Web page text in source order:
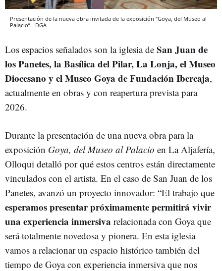
Presentación de la nueva obra invitada de la exposición “Goya, del Museo al
Palacio”. DGA
Los espacios señalados son la iglesia de San Juan de
los Panetes, la Basílica del Pilar, La Lonja, el Museo
Diocesano y el Museo Goya de Fundación Ibercaja,
actualmente en obras y con reapertura prevista para
2026.
Durante la presentación de una nueva obra para la
exposición Goya, del Museo al Palacio en La Aljafería,
Olloqui detalló por qué estos centros están directamente
vinculados con el artista. En el caso de San Juan de los
Panetes, avanzó un proyecto innovador: “El trabajo que
esperamos presentar próximamente permitirá vivir
una experiencia inmersiva relacionada con Goya que
será totalmente novedosa y pionera. En esta iglesia
vamos a relacionar un espacio histórico también del
tiempo de Goya con experiencia inmersiva que nos